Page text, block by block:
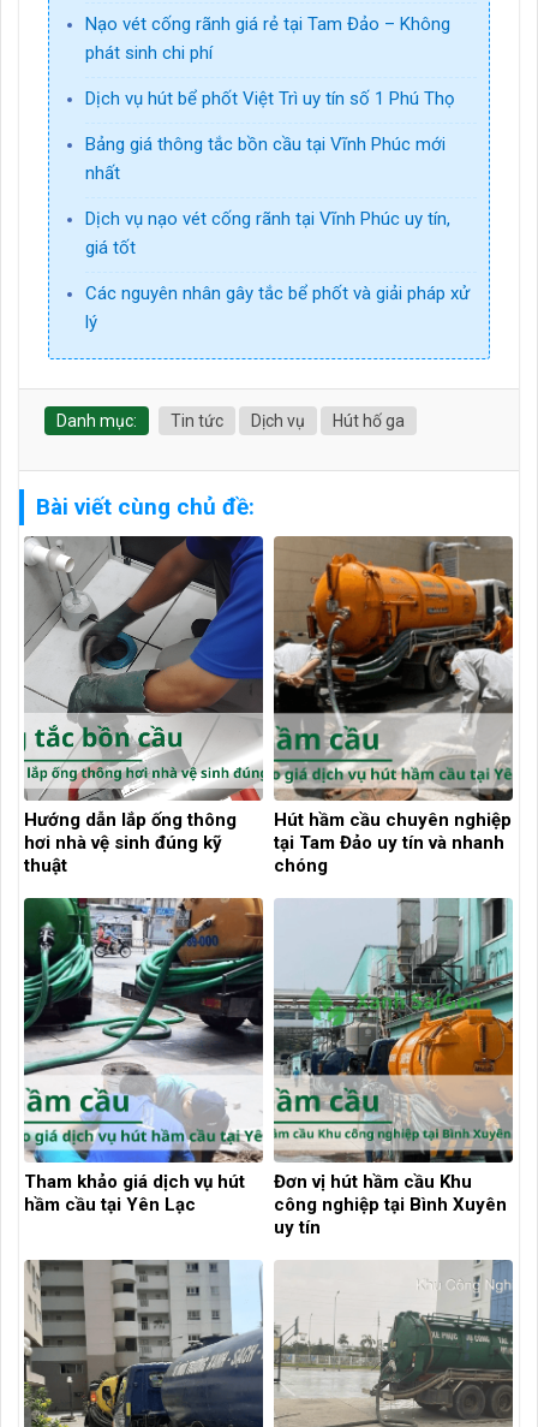
Nạo vét cống rãnh giá rẻ tại Tam Đảo – Không
phát sinh chi phí
Dịch vụ hút bể phốt Việt Trì uy tín số 1 Phú Thọ
Bảng giá thông tắc bồn cầu tại Vĩnh Phúc mới
nhất
Dịch vụ nạo vét cống rãnh tại Vĩnh Phúc uy tín,
giá tốt
Các nguyên nhân gây tắc bể phốt và giải pháp xử
lý
Danh mục: Tin tức Dịch vụ Hút hố ga
Bài viết cùng chủ đề:
Hướng dẫn lắp ống thông
hơi nhà vệ sinh đúng kỹ
thuật
Hút hầm cầu chuyên nghiệp
tại Tam Đảo uy tín và nhanh
chóng
Tham khảo giá dịch vụ hút
hầm cầu tại Yên Lạc
Đơn vị hút hầm cầu Khu
công nghiệp tại Bình Xuyên
uy tín